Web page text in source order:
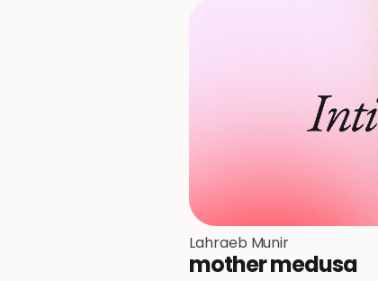
Lahraeb Munir
mother medusa